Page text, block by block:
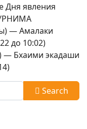
Дня явления
— Амалаки
до 10:02)
— Бхаими экадаши
Search